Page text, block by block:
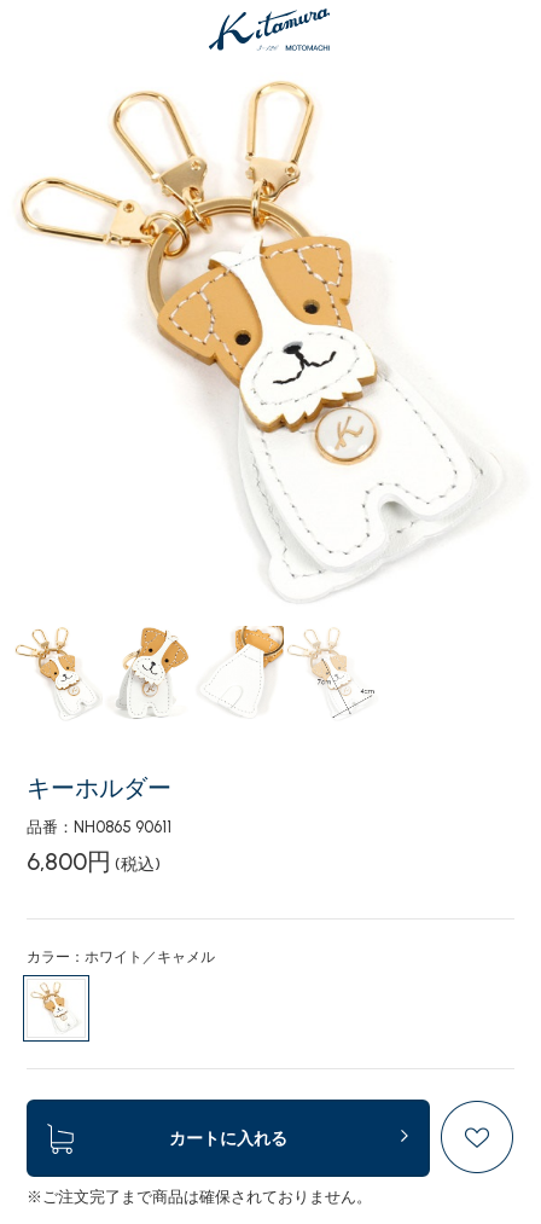
キーホルダー
品番：NH0865 90611
6,800円 (税込)
カラー：ホワイト／キャメル
カートに入れる
※ご注文完了まで商品は確保されておりません。